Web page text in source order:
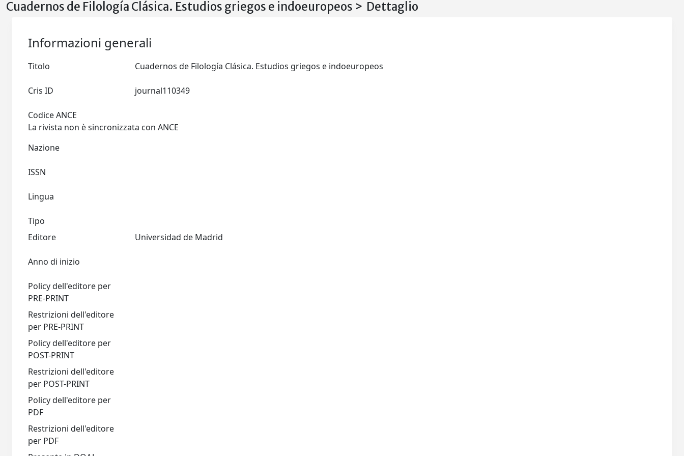
Cuadernos de Filología Clásica. Estudios griegos e indoeuropeos > Dettaglio
Informazioni generali
Titolo
Cris ID
Codice ANCE
La rivista non è sincronizzata con ANCE
Nazione
ISSN
Lingua
Tipo
Editore
Anno di inizio
Policy dell'editore per
PRE-PRINT
Restrizioni dell'editore
per PRE-PRINT
Policy dell'editore per
POST-PRINT
Restrizioni dell'editore
per POST-PRINT
Policy dell'editore per
PDF
Restrizioni dell'editore
per PDF